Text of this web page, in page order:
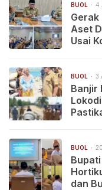
BUOL 4
Gerak
Aset
Usai
BUOL 3
Banjir
BUOL
dan